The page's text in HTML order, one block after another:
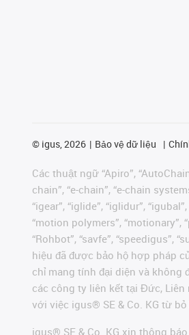
© igus, 2026 Bảo vệ dữ liệu
Các thuật ngữ “Apiro”,
chain”, “e-chain”, “e-chain
“igear”, “iglide”, “iglidur”,
“motion polymers”, “motionary”,
“Rohbot”, “savfe”, “speedigus”,
hiệu đã được bảo hộ hợp pháp
chỉ mang tính đại diện và không
các công ty liên kết tại Đức,
với việc igus® SE & Co. KG từ
igus® SE & Co. KG xin thông